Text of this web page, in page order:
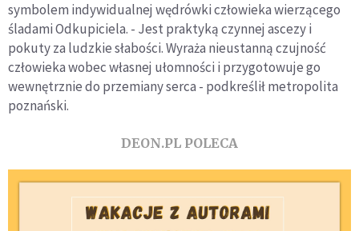
symbolem indywidualnej wędrówki człowieka wierzącego
śladami Odkupiciela. - Jest praktyką czynnej ascezy i
pokuty za ludzkie słabości. Wyraża nieustanną czujność
człowieka wobec własnej ułomności i przygotowuje go
wewnętrznie do przemiany serca - podkreślił metropolita
poznański.
DEON.PL POLECA